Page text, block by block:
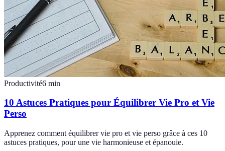
Productivité6 min
10 Astuces Pratiques pour Équilibrer Vie Pro et Vie
Perso
Apprenez comment équilibrer vie pro et vie perso grâce à ces 10
astuces pratiques, pour une vie harmonieuse et épanouie.